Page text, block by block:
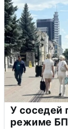
У соседей
режиме